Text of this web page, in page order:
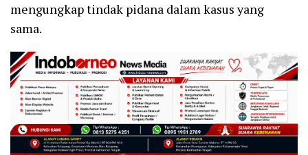
mengungkap tindak pidana dalam kasus yang
sama.